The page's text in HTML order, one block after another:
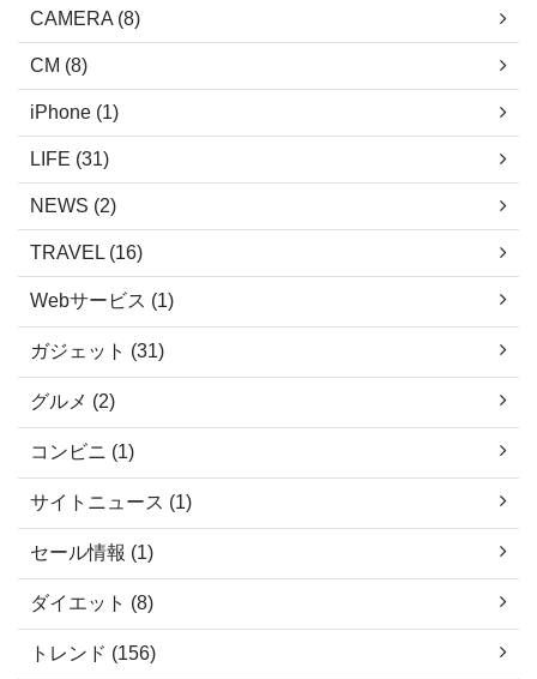
諫早
CAMERA (8)
CM (8)
iPhone (1)
LIFE (31)
NEWS (2)
TRAVEL (16)
Webサービス (1)
ガジェット (31)
グルメ (2)
コンビニ (1)
サイトニュース (1)
セール情報 (1)
ダイエット (8)
トレンド (156)